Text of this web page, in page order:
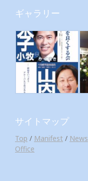
ギャラリー
サイトマップ
Top / Manifest / News
Office